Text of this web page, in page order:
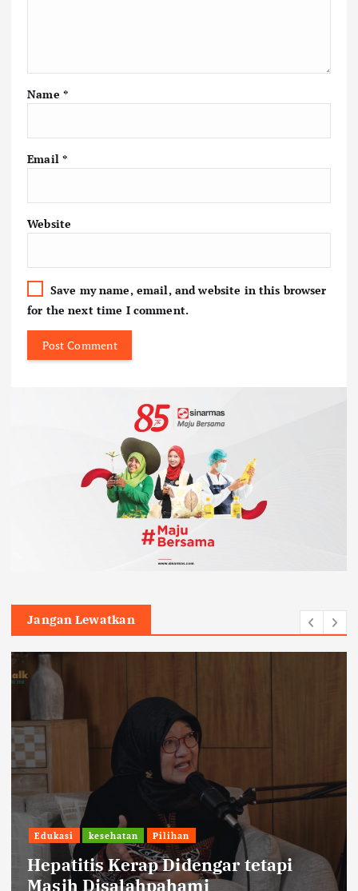
Name *
Email *
Website
Save my name, email, and website in this browser
for the next time I comment.
Jangan Lewatkan
Ekonomi
Sambut HUT RI, KAI Logistik
Hadirkan Promo ‘Merdeka Ongkir’